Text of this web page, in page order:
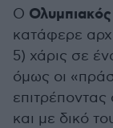
Ο Ολυμπιακός
κατάφερε
5) χάρις σε
όμως οι
και με δικό